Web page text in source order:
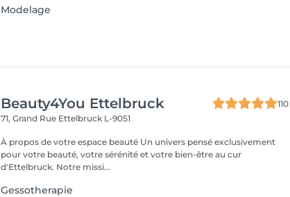
Modelage
Beauty4You Ettelbruck
110
71, Grand Rue Ettelbruck L-9051
À propos de votre espace beauté Un univers pensé exclusivement
pour votre beauté, votre sérénité et votre bien-être au cur
d'Ettelbruck. Notre missi...
Gessotherapie